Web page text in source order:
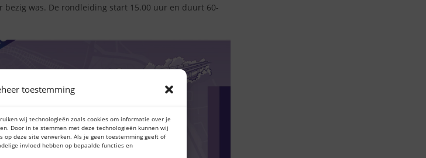
toestemming
wij technologieën zoals cookies om informatie over je
Door in te stemmen met deze technologieën kunnen wij
op deze site verwerken. Als je geen toestemming geeft of
invloed hebben op bepaalde functies en
was. De rondleiding start 15.00 uur en duurt 60-